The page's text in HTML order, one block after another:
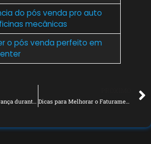
do pós venda pro auto
mecânicas
o pós venda perfeito em
Dicas para Melhorar o Faturamento da Sua Oficina Automotiva